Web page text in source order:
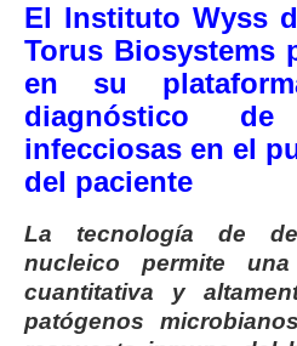
El Instituto Wyss
Torus Biosystems
en su
diagnóstico de
infecciosas en el
del paciente
La tecnología de
nucleico permite
cuantitativa y
patógenos